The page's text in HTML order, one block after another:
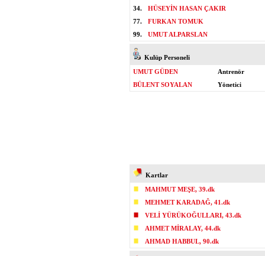
34.
HÜSEYİN HASAN ÇAKIR
77.
FURKAN TOMUK
99.
UMUT ALPARSLAN
Kulüp Personeli
UMUT GÜDEN
Antrenör
BÜLENT SOYALAN
Yönetici
Kartlar
MAHMUT MEŞE, 39.dk
MEHMET KARADAĞ, 41.dk
VELİ YÜRÜKOĞULLARI, 43.dk
AHMET MİRALAY, 44.dk
AHMAD HABBUL, 90.dk